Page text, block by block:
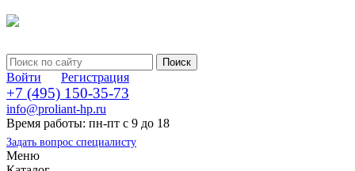
Войти Регистрация
+7 (495) 150-35-73
info@proliant-hp.ru
Время работы: пн-пт с 9 до 18
Задать вопрос специалисту
Меню